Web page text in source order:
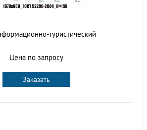
туристический
Цена по запросу
Заказать